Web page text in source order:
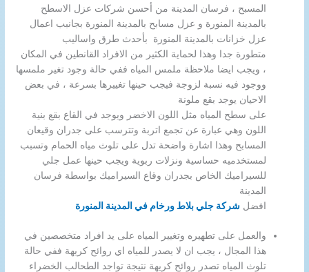
المسبح ، فرسان المدينة من أحسن شركات عزل الاسطح
بالمدينة المنورة و عزل مسابح بالمدينة المنورة بجانبب اعمال
عزل خزانات بالمدينة المنورة بأحدث طرق واساليب
متطورة جدا وهذا لحماية الكثير من الافراد القانطين في المكان
، ويجب ايضا ملاحظة ملمس المياه ففي حالة وجود تغير ملمسها
ووجود فيه نسبة لزوجة فيجب حينها تغييرها بسرعة ، في بعض
الاحيان يوجد بقع ملونة
على سطح المياه مثل اللون الاخضر ويوجد في القاع بقع بنية
اللون وهي عبارة عن تجمع اتربة وتترسب على جدران وقيعان
المسابح وهذا اشارة واضحة تدل على تلوث مياه الحمام وتسبب
لمستخدميه حساسية ونزلات ربوية ويجب حينها عمل جلي
للسيراميك الخاص بجدران وقاع السيراميك بواسطة فرسان
المدينة
افضلشركة جلي بلاط ورخام في المدينة المنورة
والعمل على تطهيره وتغيير المياه على يد افراد متخصصين في
هذا المجال ، يجب ان لا يصدر للمياه اي روائح كريهة ففي حالة
تلوث المياه تصدر روائح كريهة نتيجة تواجد الطحالب الخضراء